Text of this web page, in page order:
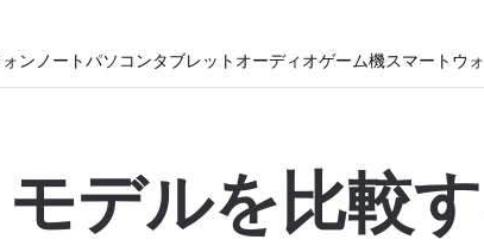
ン ノートパソコンタブレット オーディオゲーム機スマートウ
モデルを比較